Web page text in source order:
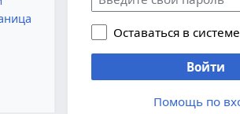
Оставаться в системе
Войти
Помощь по